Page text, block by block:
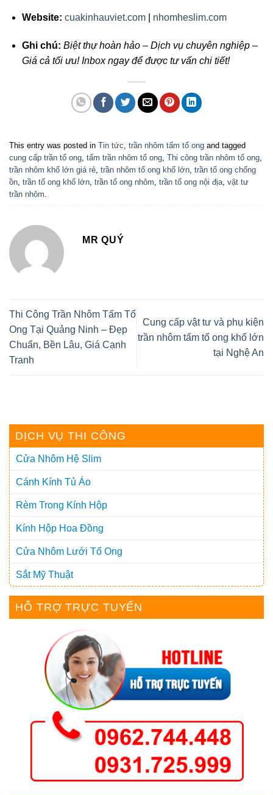
Website: cuakinhauviet.com| nhomheslim.com
Ghi chú: Biệt thự hoàn hảo – Dịch vụ chuyên nghiệp –
Giá cả tối ưu! Inbox ngay để được tư vấn chi tiết!
This entry was posted in Tin tức trần nhôm tấm tổ ong and tagged
cung cấp trần tổ ong tấm trần nhôm tổ ong Thi công trần nhôm tổ ong
trần nhôm khổ lớn giá rẻ trần nhôm tổ ong khổ lớn trần tổ ong chống
ồn trần tổ ong khổ lớn trần tổ ong nhôm trần tổ ong nội địa vật tư
trần nhôm
MR QUÝ
Thi Công Trần Nhôm Tấm Tổ
Ong Tại Quảng Ninh – Đẹp
Chuẩn, Bền Lâu, Giá Cạnh
Tranh
Cung cấp vật tư và phụ kiện
trần nhôm tấm tổ ong khổ lớn
tại Nghệ An
DỊCH VỤ THI CÔNG
Cửa Nhôm Hệ Slim
Cánh Kính Tủ Áo
Rèm Trong Kính Hộp
Kính Hộp Hoa Đồng
Cửa Nhôm Lưới Tổ Ong
Sắt Mỹ Thuật
HỖ TRỢ TRỰC TUYẾN